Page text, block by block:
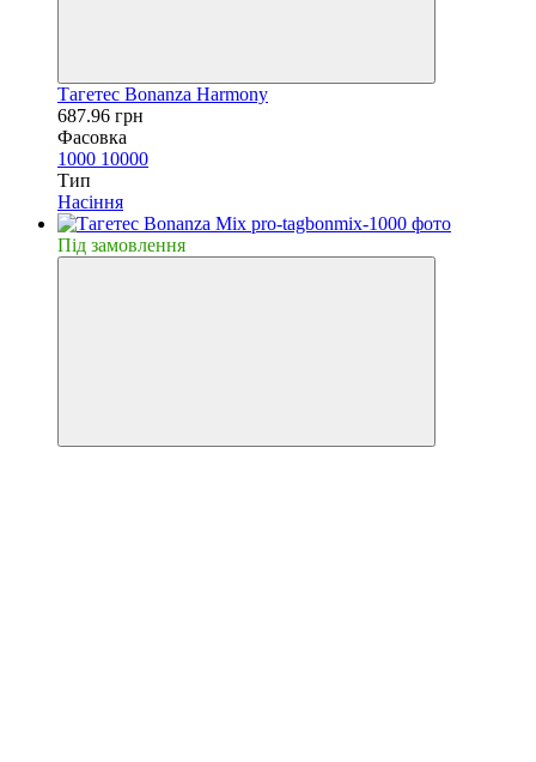
Тагетес Bonanza Harmony
687.96 грн
Фасовка
1000 10000
Тип
Насiння
Пiд замовлення